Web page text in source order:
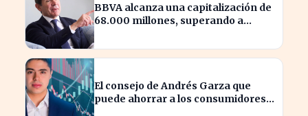
BBVA alcanza una capitalización de
68.000 millones, superando a
El consejo de Andrés Garza que
puede ahorrar a los consumidores